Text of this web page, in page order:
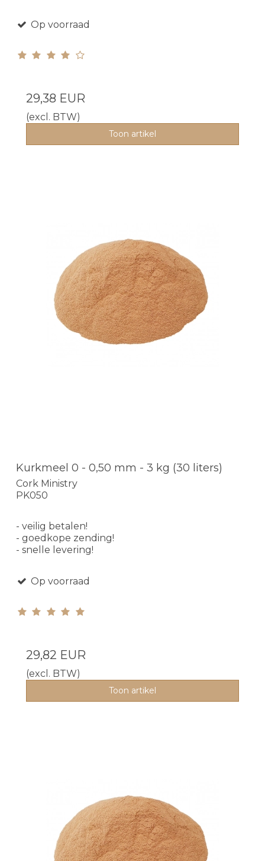
Op voorraad
29,38 EUR
(excl. BTW)
Toon artikel
Kurkmeel 0 - 0,50 mm - 3 kg (30 liters)
Cork Ministry
PK050
- veilig betalen!
- goedkope zending!
- snelle levering!
Op voorraad
29,82 EUR
(excl. BTW)
Toon artikel